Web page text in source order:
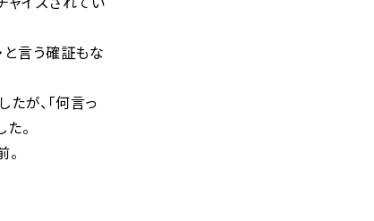
と言う確証もな
が、「何言っ
。